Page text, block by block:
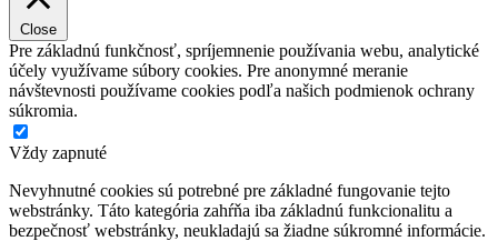
Close
Pre základnú funkčnosť, spríjemnenie používania webu, analytické
účely využívame súbory cookies. Pre anonymné meranie
návštevnosti používame cookies podľa našich podmienok ochrany
súkromia.
Vždy zapnuté
Nevyhnutné cookies sú potrebné pre základné fungovanie tejto
webstránky. Táto kategória zahŕňa iba základnú funkcionalitu a
bezpečnosť webstránky, neukladajú sa žiadne súkromné informácie.